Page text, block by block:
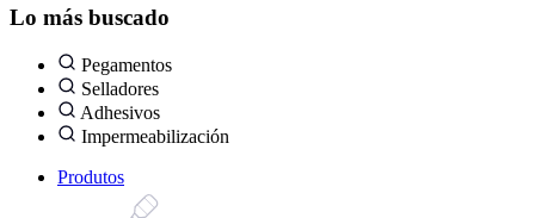
Lo más buscado
Pegamentos
Selladores
Adhesivos
Impermeabilización
Produtos